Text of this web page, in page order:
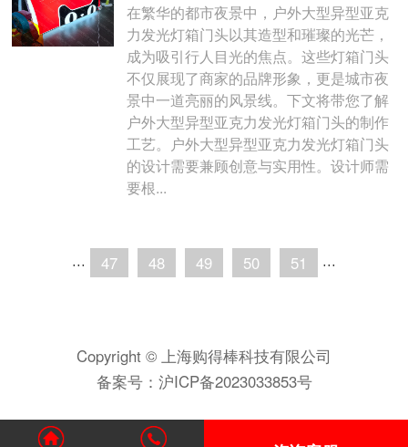
在繁华的都市夜景中，户外大型异型亚克
力发光灯箱门头以其造型和璀璨的光芒，
成为吸引行人目光的焦点。这些灯箱门头
不仅展现了商家的品牌形象，更是城市夜
景中一道亮丽的风景线。下文将带您了解
户外大型异型亚克力发光灯箱门头的制作
工艺。户外大型异型亚克力发光灯箱门头
的设计需要兼顾创意与实用性。设计师需
要根...
··· 47 48 49 50 51 ···
Copyright © 上海购得棒科技有限公司
备案号： 沪ICP备2023033853号